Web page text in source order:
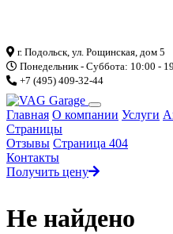
г. Подольск, ул. Рощинская, дом 5
Понедельник - Суббота: 10:00 -
+7 (495) 409-32-44
Главная О компании Услуги
Страницы
Отзывы Страница 404
Контакты
Получить цену
Не найдено